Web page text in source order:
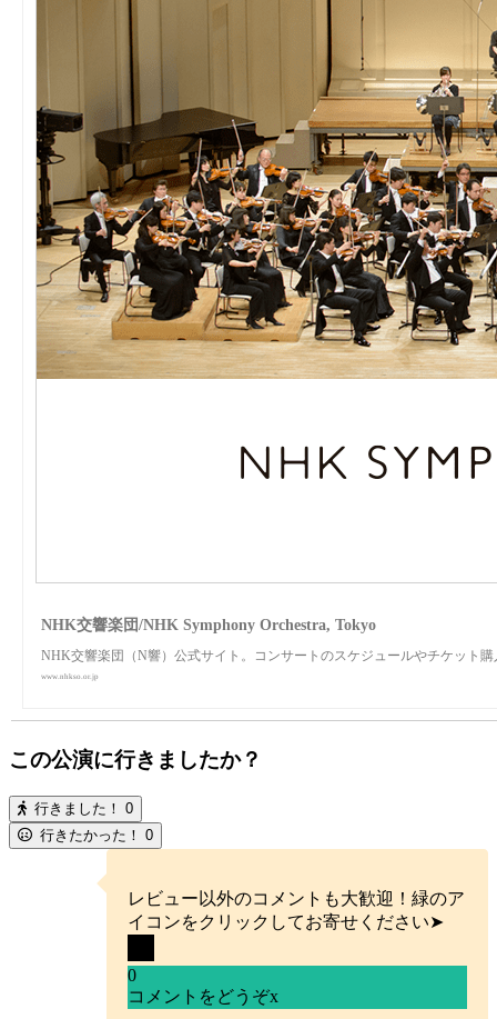
NHK交響楽団/NHK Symphony Orchestra, Tokyo
NHK交響楽団（N響）公式サイト。コンサートのスケジュールやチケット
www.nhkso.or.jp
この公演に行きましたか？
行きました！ 0
行きたかった！ 0
レビュー以外のコメントも大歓迎！緑のア
イコンをクリックしてお寄せください➤
0
コメントをどうぞx